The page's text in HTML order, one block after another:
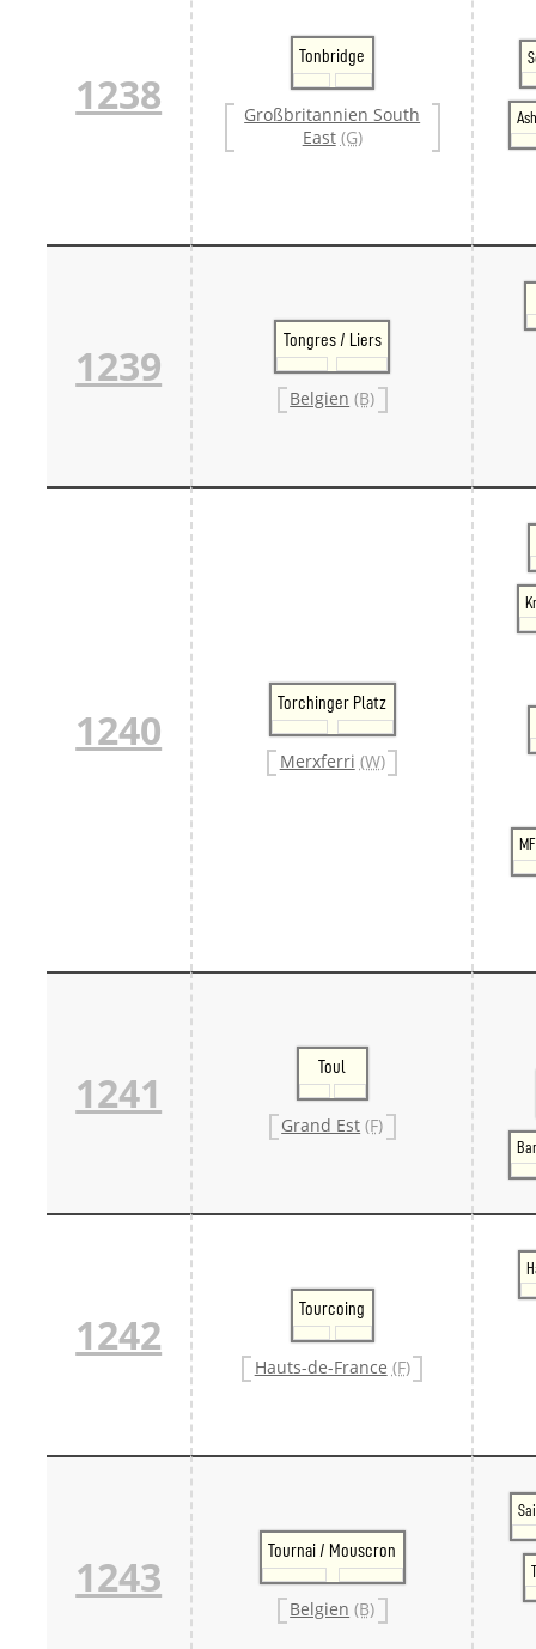
1238
Tonbridge
Großbritannien South
East (G)
1239
Tongres / Liers
Belgien (B)
1240
Torchinger Platz
Merxferri (W)
1241
Toul
Grand Est (F)
1242
Tourcoing
Hauts-de-France (F)
1243
Tournai / Mouscron
Belgien (B)